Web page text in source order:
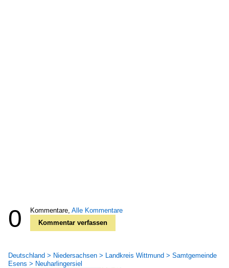
0 Kommentare, Alle Kommentare
Kommentar verfassen
Deutschland > Niedersachsen > Landkreis Wittmund > Samtgemeinde
Esens > Neuharlingersiel